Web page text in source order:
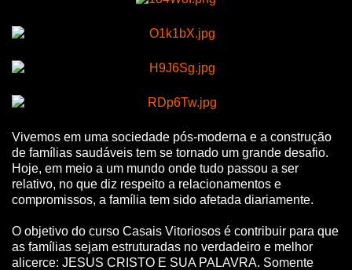
Vivemos em uma sociedade pós-moderna e a construção
de famílias saudáveis tem se tornado um grande desafio.
Hoje, em meio a um mundo onde tudo passou a ser
relativo, no que diz respeito a relacionamentos e
compromissos, a família tem sido afetada diariamente.
O objetivo do curso Casais Vitoriosos é contribuir para que
as famílias sejam estruturadas no verdadeiro e melhor
alicerce: JESUS CRISTO E SUA PALAVRA. Somente